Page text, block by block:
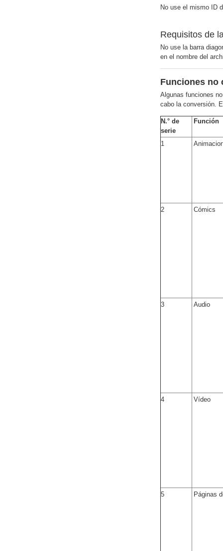
No use el mismo ID
Requisitos de
No use la barra
en el nombre del
Funciones no
Algunas funciones
cabo la conversión.
N.° de
serie
Función
1
2 Cómics
3 Audio
4 Vídeo
5 Páginas